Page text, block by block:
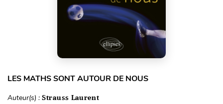
LES MATHS SONT AUTOUR DE NOUS
Auteur(s) : Strauss Laurent